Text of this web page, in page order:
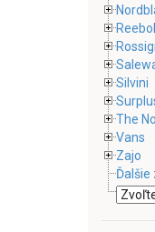
Silvini
The
Vans
Zajo
Ďalšie